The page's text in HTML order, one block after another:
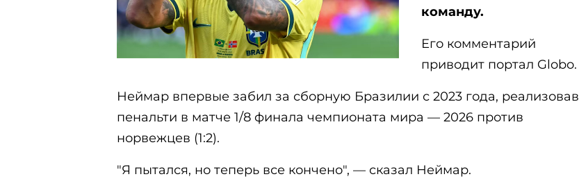
команду.
Его комментарий
приводит портал Globo.
Неймар впервые забил за сборную Бразилии с 2023 года, реализовав
пенальти в матче 1/8 финала чемпионата мира — 2026 против
норвежцев (1:2).
"Я пытался, но теперь все кончено", — сказал Неймар.